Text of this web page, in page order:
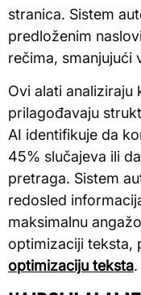
stranica. Sistem
predloženim
rečima, smanjujući
Ovi alati analiziraju
prilagođavaju
AI identifikuje da
45% slučajeva ili
pretraga. Sistem
redosled
maksimalnu
optimizaciji teksta,
optimizaciju teksta.